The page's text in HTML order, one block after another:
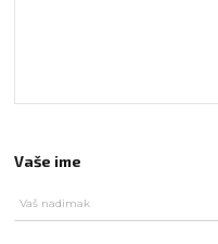
Vaše ime